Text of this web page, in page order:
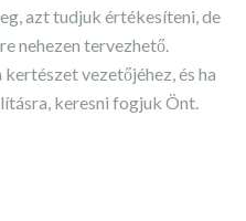
azt tudjuk értékesíteni, de
nehezen tervezhető.
vezetőjéhez, és ha
keresni fogjuk Önt.